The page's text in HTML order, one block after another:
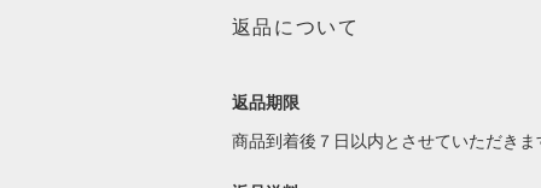
返品について
返品期限
商品到着後７日以内とさせていただき